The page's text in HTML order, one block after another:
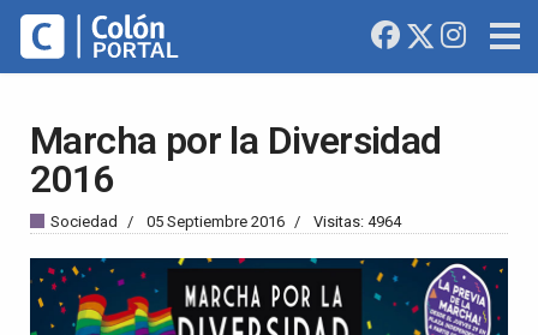
Marcha por la Diversidad
2016
Sociedad 05 Septiembre 2016 Visitas: 4964